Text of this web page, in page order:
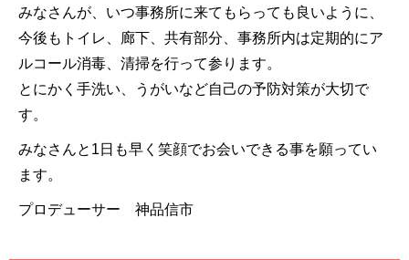
みなさんが、いつ事務所に来てもらっても良いように、
今後もトイレ、廊下、共有部分、事務所内は定期的にア
ルコール消毒、清掃を行って参ります。
とにかく手洗い、うがいなど自己の予防対策が大切で
す。
みなさんと1日も早く笑顔でお会いできる事を願ってい
ます。
プロデューサー 神品信市